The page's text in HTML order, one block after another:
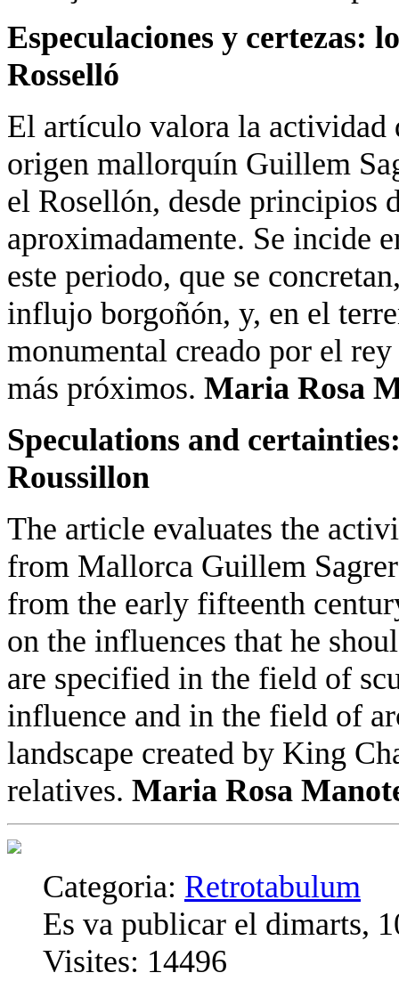
Especulaciones y certezas:
Rosselló
El artículo valora la actividad
origen mallorquín Guillem
el Rosellón, desde principios
aproximadamente. Se incide
este periodo, que se
influjo borgoñón, y, en el
monumental creado por el
más próximos. Maria Rosa
Speculations and
Roussillon
The article evaluates the
from Mallorca Guillem
from the early fifteenth
on the influences that he
are specified in the field of
influence and in the field of
landscape created by King
relatives. Maria Rosa
Categoria: Retrotabulum
Es va publicar el dimarts,
Visites: 14496